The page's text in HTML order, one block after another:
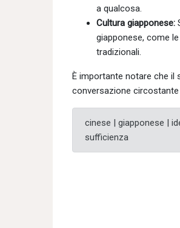
a qualcosa.
Cultura giapponese:
giapponese, come
tradizionali.
È importante notare che il
conversazione
cinese | giapponese |
sufficienza